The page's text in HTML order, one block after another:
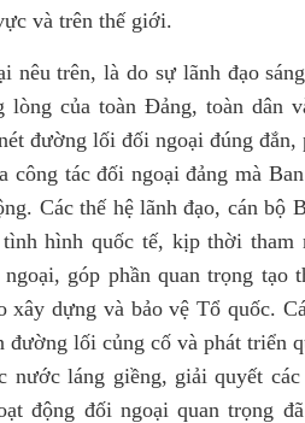
và trên thế giới.
nêu trên, là do sự lãnh đạo
lòng của toàn Đảng, toàn dân
đường lối đối ngoại đúng
công tác đối ngoại đảng mà
Các thế hệ lãnh đạo, cán bộ
hình quốc tế, kịp thời
góp phần quan trọng tạo
xây dựng và bảo vệ Tổ quốc.
đường lối củng cố và phát triển
nước láng giềng, giải quyết
động đối ngoại quan trọng